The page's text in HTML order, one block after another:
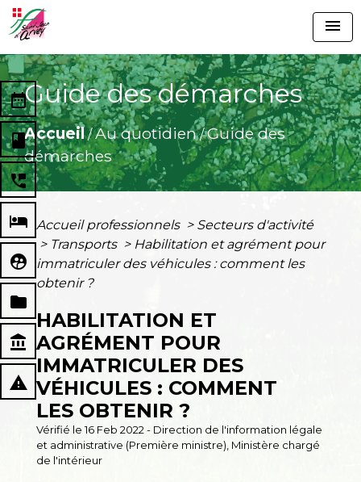
menu
Guide des démarches
Accueil/Au quotidien/Guide des
démarches
date_range
book
perm_phone_msg
local_hotel
supervised_user_circle
folder
account_balance
report_problem
Accueil professionnels > Secteurs d'activité
> Transports > Habilitation et agrément pour
immatriculer des véhicules : comment les
obtenir ?
HABILITATION ET
AGRÉMENT POUR
IMMATRICULER DES
VÉHICULES : COMMENT
LES OBTENIR ?
Vérifié le 16 Feb 2022 - Direction de l'information légale
et administrative (Première ministre), Ministère chargé
de l'intérieur